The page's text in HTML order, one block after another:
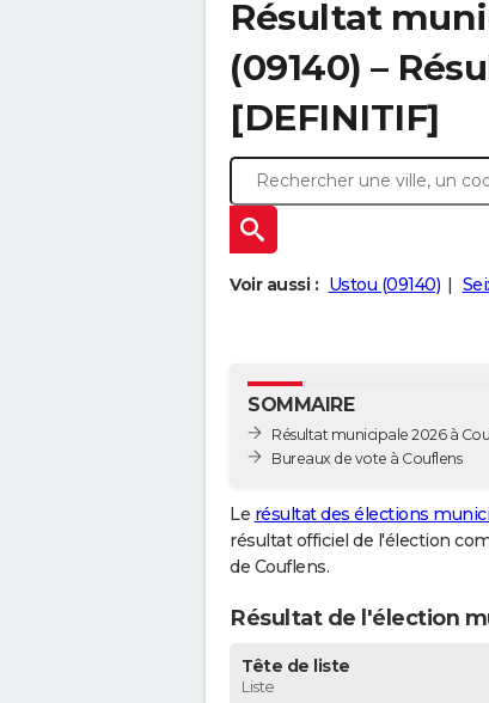
Résultat
(09140) –
[DEFINITIF]
Voir aussi : Ustou (09140)
SOMMAIRE
Résultat municipale 2026 à
Bureaux de vote à Couflens
Le résultat des élections
résultat officiel de l'élection
de Couflens.
Résultat de l'élection
Tête de liste
Liste